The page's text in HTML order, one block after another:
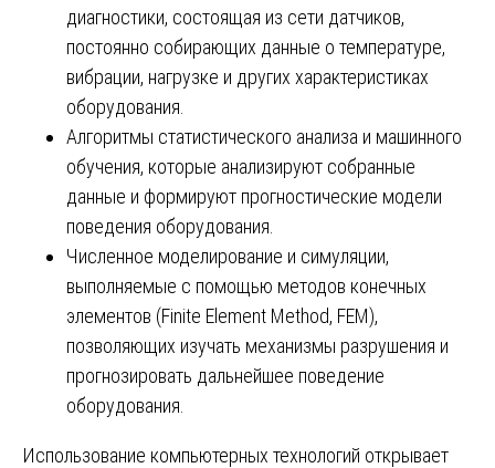
диагностики, состоящая из сети датчиков,
постоянно собирающих данные о температуре,
вибрации, нагрузке и других характеристиках
оборудования.
Алгоритмы статистического анализа и машинного
обучения, которые анализируют собранные
данные и формируют прогностические модели
поведения оборудования.
Численное моделирование и симуляции,
выполняемые с помощью методов конечных
элементов (Finite Element Method, FEM),
позволяющих изучать механизмы разрушения и
прогнозировать дальнейшее поведение
оборудования.
Использование компьютерных технологий открывает